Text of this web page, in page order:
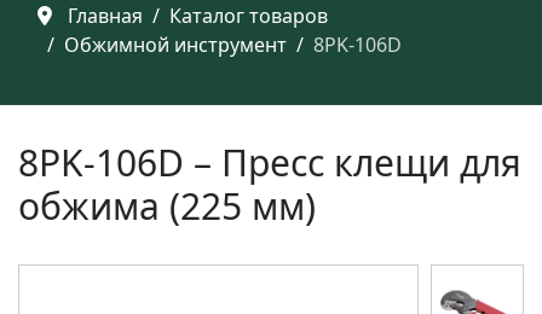
Главная
Каталог товаров
Обжимной инструмент
8PK-106D
8PK-106D – Пресс клещи для
обжима (225 мм)